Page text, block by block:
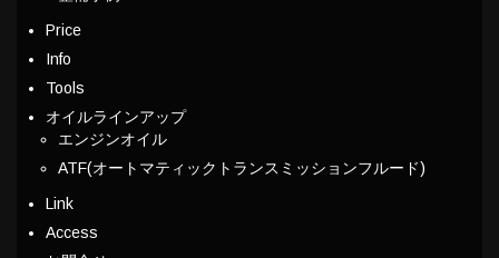
Price
Info
Tools
オイルラインアップ
エンジンオイル
ATF(オートマティックトランスミッションフルード)
Link
Access